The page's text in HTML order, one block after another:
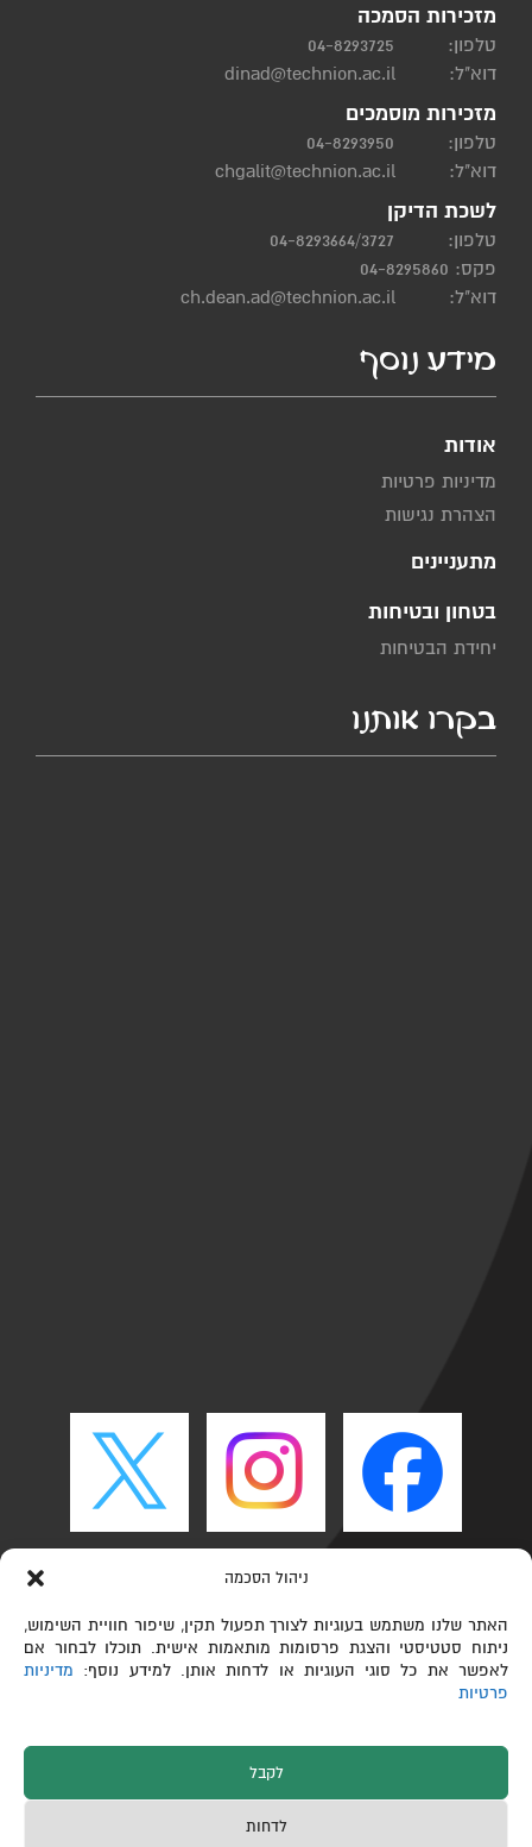
ניהול הסכמה
האתר שלנו משתמש בעוגיות לצורך תפעול תקין, שיפור חוויית השימוש,
ניתוח סטטיסטי והצגת פרסומות מותאמות אישית. תוכלו לבחור אם
לאפשר את כל סוגי העוגיות או לדחות אותן. למידע נוסף: מדיניות
פרטיות
לקבל
לדחות
מזכירות הסמכה
טלפון:
04-8293725
דוא"ל:
dinad@technion.ac.il
מזכירות מוסמכים
טלפון:
04-8293950
דוא"ל:
chgalit@technion.ac.il
לשכת הדיקן
טלפון:
04-8293664/3727
פקס: 04-8295860
דוא"ל:
ch.dean.ad@technion.ac.il
מידע נוסף
אודות
מדיניות פרטיות
הצהרת נגישות
מתעניינים
בטחון ובטיחות
יחידת הבטיחות
בקרו אותנו
טכניון – מכון טכנולוגי לישראל 2026